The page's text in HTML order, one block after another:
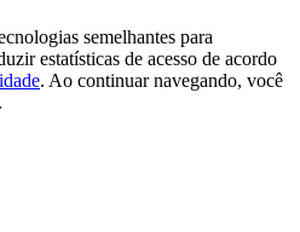
semelhantes para
estatísticas de acesso de acordo
. Ao continuar navegando, você